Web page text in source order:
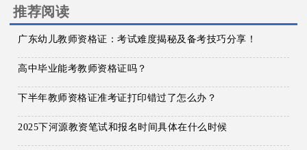
推荐阅读
广东幼儿教师资格证：考试难度揭秘及备考技巧分享！
高中毕业能考教师资格证吗？
下半年教师资格证准考证打印错过了怎么办？
2025下河源教资笔试和报名时间具体在什么时候